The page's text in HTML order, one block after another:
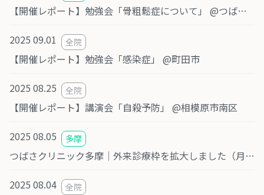
【開催レポート】勉強会「骨粗鬆症について」 @つばさクリニック多摩
2025 09.01 全院
【開催レポート】勉強会「感染症」 @町田市
2025 08.25 全院
【開催レポート】講演会「自殺予防」 @相模原市南区
2025 08.05 多摩
つばさクリニック多摩｜外来診療枠を拡大しました（月曜・木曜の予約が可能に）
2025 08.04 全院